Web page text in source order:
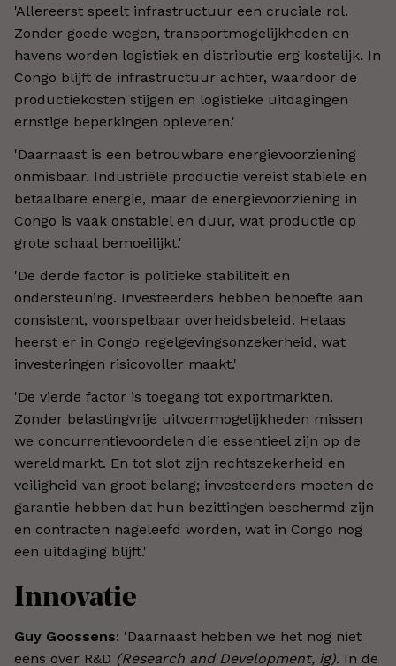
'Allereerst speelt infrastructuur een cruciale rol.
Zonder goede wegen, transportmogelijkheden en
havens worden logistiek en distributie erg kostelijk. In
Congo blijft de infrastructuur achter, waardoor de
productiekosten stijgen en logistieke uitdagingen
ernstige beperkingen opleveren.'
'Daarnaast is een betrouwbare energievoorziening
onmisbaar. Industriële productie vereist stabiele en
betaalbare energie, maar de energievoorziening in
Congo is vaak onstabiel en duur, wat productie op
grote schaal bemoeilijkt.'
'De derde factor is politieke stabiliteit en
ondersteuning. Investeerders hebben behoefte aan
consistent, voorspelbaar overheidsbeleid. Helaas
heerst er in Congo regelgevingsonzekerheid, wat
investeringen risicovoller maakt.'
'De vierde factor is toegang tot exportmarkten.
Zonder belastingvrije uitvoermogelijkheden missen
we concurrentievoordelen die essentieel zijn op de
wereldmarkt. En tot slot zijn rechtszekerheid en
veiligheid van groot belang; investeerders moeten de
garantie hebben dat hun bezittingen beschermd zijn
en contracten nageleefd worden, wat in Congo nog
een uitdaging blijft.'
Innovatie
Guy Goossens: 'Daarnaast hebben we het nog niet
eens over R&D (Research and Development, ig). In de